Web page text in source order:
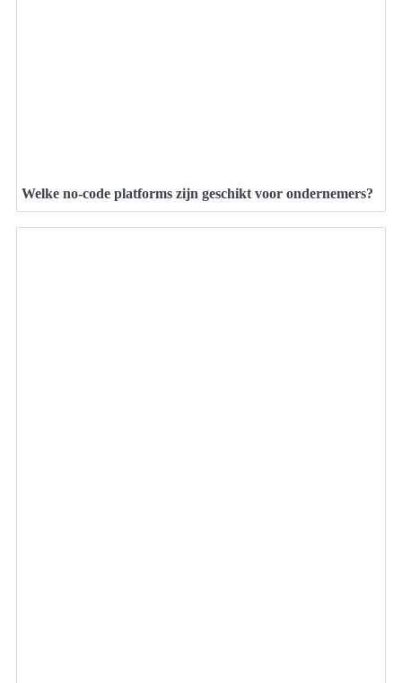
Welke no-code platforms zijn geschikt voor ondernemers?